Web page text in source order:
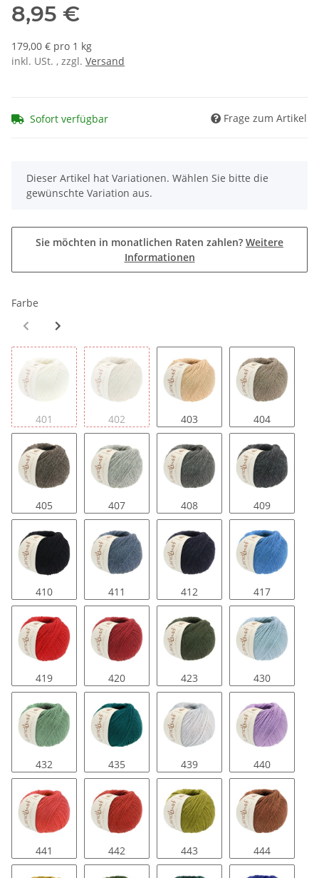
8,95 €
179,00 € pro 1 kg
inkl. USt. , zzgl. Versand
Sofort verfügbar Frage zum Artikel
x
Dieser Artikel hat Variationen. Wählen Sie bitte die
gewünschte Variation aus.
Sie möchten in monatlichen Raten zahlen? Weitere
Informationen
Farbe
401 402 403 404
405 407 408 409
410 411 412 417
419 420 423 430
432 435 439 440
441 442 443 444